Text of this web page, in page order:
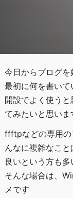
今日からブログ
最初に何を書い
開設でよく使う
てみたいと思いま
ffftpなどの専用の
んなに複雑なこ
良いという方も多
そんな場合は、
メです